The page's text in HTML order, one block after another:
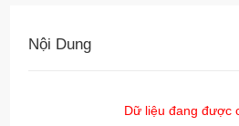
Nội Dung
Dữ liệu đang được